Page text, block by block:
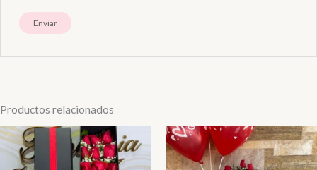
Productos relacionados